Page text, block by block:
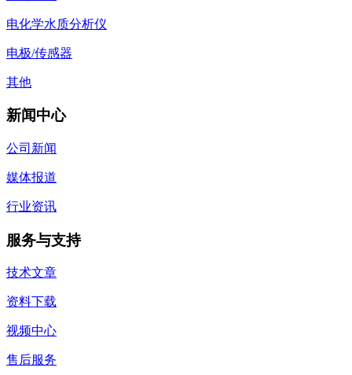
电化学水质分析仪
电极/传感器
其他
新闻中心
公司新闻
媒体报道
行业资讯
服务与支持
技术文章
资料下载
视频中心
售后服务